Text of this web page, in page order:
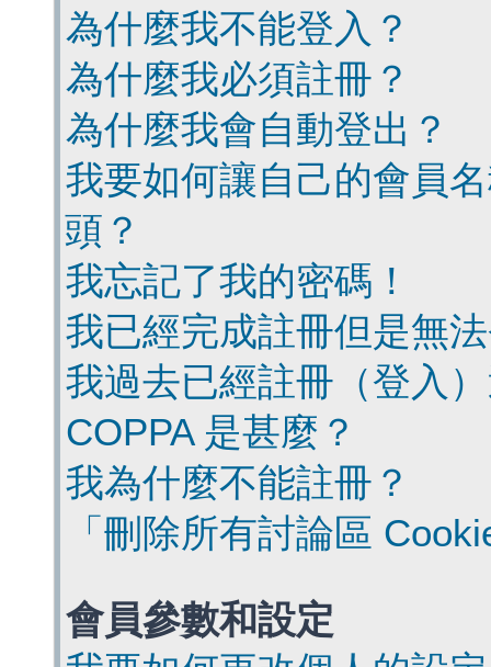
為什麼我不能登入？
為什麼我必須註冊？
為什麼我會自動登出？
我要如何讓自己的會員
頭？
我忘記了我的密碼！
我已經完成註冊但是無
我過去已經註冊（登入
COPPA 是甚麼？
我為什麼不能註冊？
「刪除所有討論區
會員參數和設定